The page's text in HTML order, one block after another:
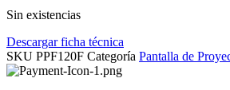
Sin existencias
Descargar ficha técnica
SKU PPF120F Categoría Pantalla de